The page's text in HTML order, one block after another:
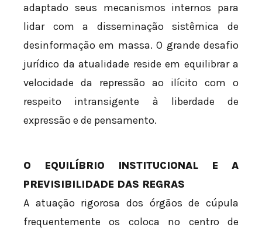
adaptado seus mecanismos internos para
lidar com a disseminação sistêmica de
desinformação em massa. O grande desafio
jurídico da atualidade reside em equilibrar a
velocidade da repressão ao ilícito com o
respeito intransigente à liberdade de
expressão e de pensamento.
O EQUILÍBRIO INSTITUCIONAL E A
PREVISIBILIDADE DAS REGRAS
A atuação rigorosa dos órgãos de cúpula
frequentemente os coloca no centro de